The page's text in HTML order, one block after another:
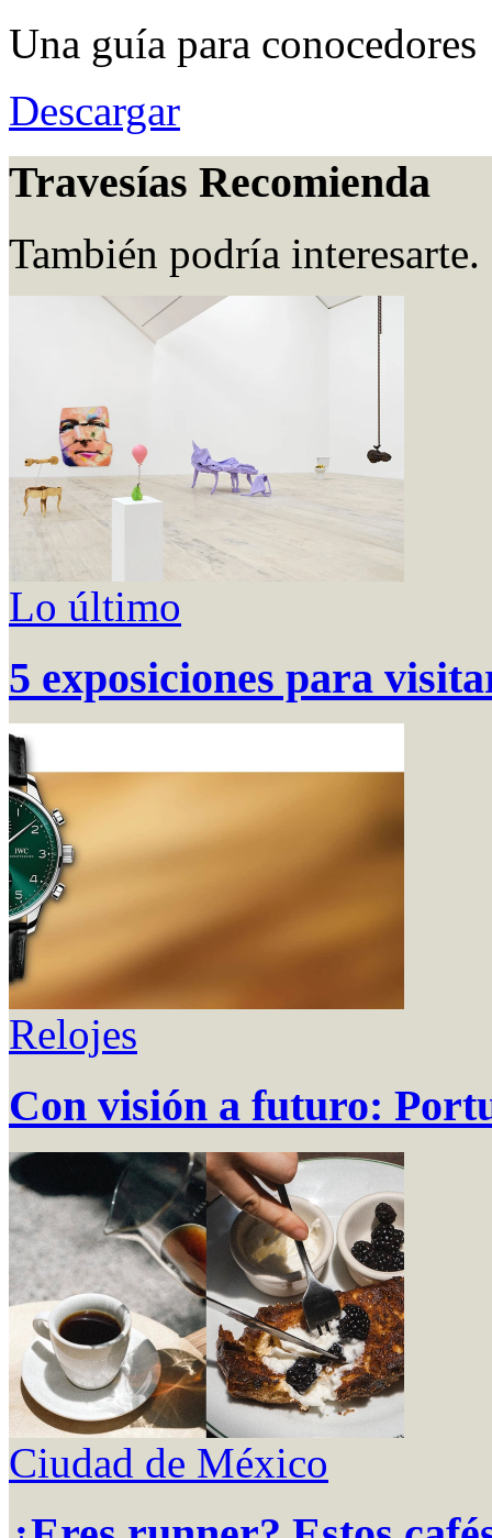
Una guía para conocedores
Descargar
Travesías Recomienda
También podría interesarte.
Lo último
5 exposiciones para
Relojes
Con visión a futuro:
Ciudad de México